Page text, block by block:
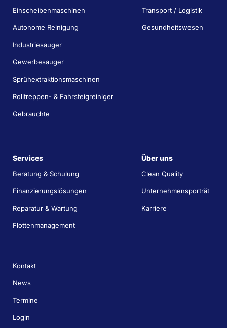
Einscheibenmaschinen
Autonome Reinigung
Industriesauger
Gewerbesauger
Sprühextraktionsmaschinen
Rolltreppen- & Fahrsteigreiniger
Gebrauchte
Transport / Logistik
Gesundheitswesen
Services
Beratung & Schulung
Finanzierungslösungen
Reparatur & Wartung
Flottenmanagement
Über uns
Clean Quality
Unternehmensporträt
Karriere
Kontakt
News
Termine
Login